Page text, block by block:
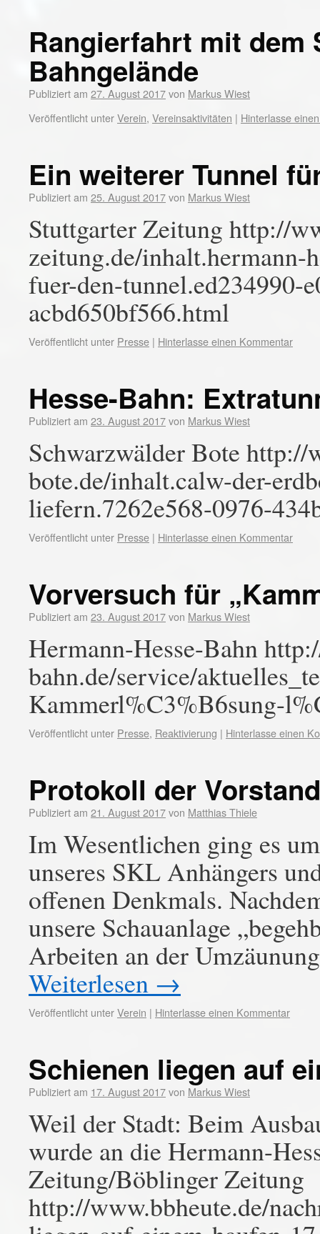
Rangierfahrt mit dem
Bahngelände
Publiziert am 27. August 2017von Markus Wiest
Veröffentlicht unterVerein, Vereinsaktivitäten | Hinterlasse
Ein weiterer Tunnel
Publiziert am 25. August 2017von Markus Wiest
Stuttgarter Zeitung http://
zeitung.de/inhalt.hermann-
fuer-den-tunnel.ed234990-
acbd650bf566.html
Veröffentlicht unter Presse | Hinterlasse einen Kommentar
Hesse-Bahn:
Publiziert am 23. August 2017von Markus Wiest
Schwarzwälder Bote http://
bote.de/inhalt.calw-der-
liefern.7262e568-0976-
Veröffentlicht unter Presse | Hinterlasse einen Kommentar
Vorversuch für
Publiziert am 23. August 2017von Markus Wiest
Hermann-Hesse-Bahn
bahn.de/service/
Kammerl%C3%B6sung-
Veröffentlicht unter Presse, Reaktivierung | Hinterlasse einen
Protokoll der
Publiziert am 21. August 2017von Matthias Thiele
Im Wesentlichen ging es
unseres SKL Anhängers
offenen Denkmals.
unsere Schauanlage
Arbeiten an der
Weiterlesen →
Veröffentlicht unterVerein | Hinterlasse einen Kommentar
Schienen liegen auf
Publiziert am 17. August 2017von Markus Wiest
Weil der Stadt: Beim
wurde an die Hermann-
Zeitung/Böblinger Zeitung
http://www.bbheute.de/